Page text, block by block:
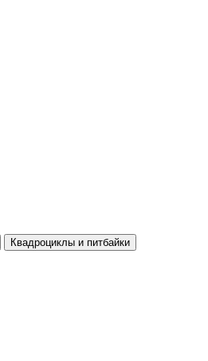
Квадроциклы и питбайки